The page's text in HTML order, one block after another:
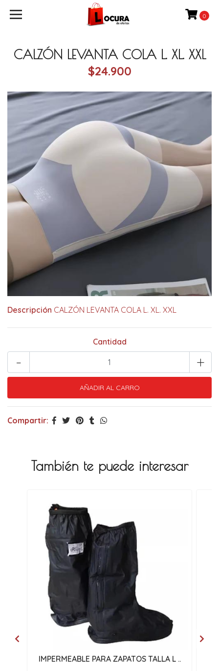
0
CALZÓN LEVANTA COLA L. XL. XXL
$24.900
Descripción CALZÓN LEVANTA COLA L. XL. XXL
Cantidad
+
-
Compartir:
También te puede interesar
IMPERMEABLE PARA ZAPATOS TALLA L ..